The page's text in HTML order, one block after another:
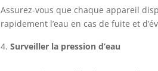
Assurez-vous que chaque appareil
rapidement l’eau en cas de fuite et
Surveiller la pression d’eau